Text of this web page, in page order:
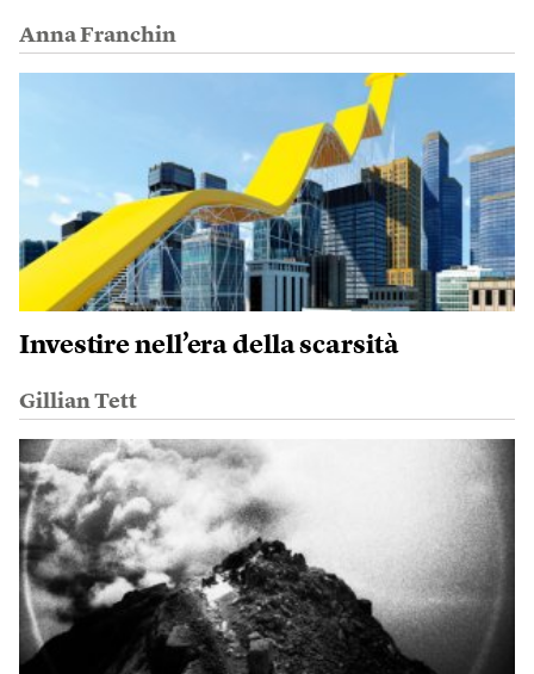
Anna Franchin
Investire nell’era della scarsità
Gillian Tett